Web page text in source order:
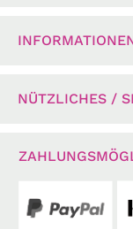
NÜTZLICHES /